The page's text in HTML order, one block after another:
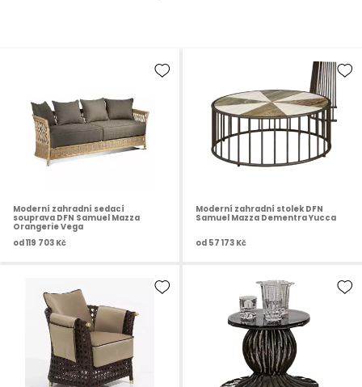
Moderní zahradní sedací
souprava DFN Samuel Mazza
Orangerie Vega
od 119 703 Kč
Moderní zahradní stolek DFN
Samuel Mazza Dementra Yucca
od 57 173 Kč